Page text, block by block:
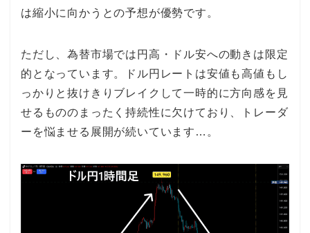
は縮小に向かうとの予想が優勢です。
ただし、為替市場では円高・ドル安への動きは限定
的となっています。ドル円レートは安値も高値もし
っかりと抜けきりブレイクして一時的に方向感を見
せるもののまったく持続性に欠けており、トレーダ
ーを悩ませる展開が続いています…。